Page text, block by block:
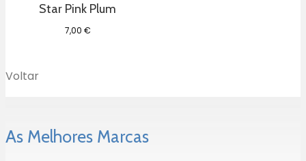
Star Pink Plum
7,00 €
Voltar
As Melhores Marcas